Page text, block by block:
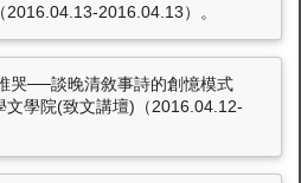
2016.04.13）。
哭──談晚清敘事詩的創憶模式
文學院(致文講壇)（2016.04.12-